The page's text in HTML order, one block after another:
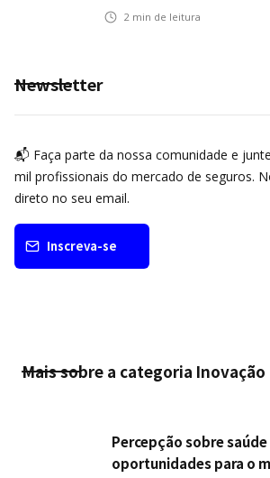
2 min de leitura
Newsletter
📬 Faça parte da nossa comunidade e
mil profissionais do mercado de seguros.
direto no seu email.
Inscreva-se
Mais sobre a categoria Inovação
Percepção sobre
oportunidades para o